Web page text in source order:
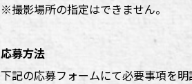
※撮影場所の指定はできません。
応募方法
下記の応募フォームにて必要事項を明